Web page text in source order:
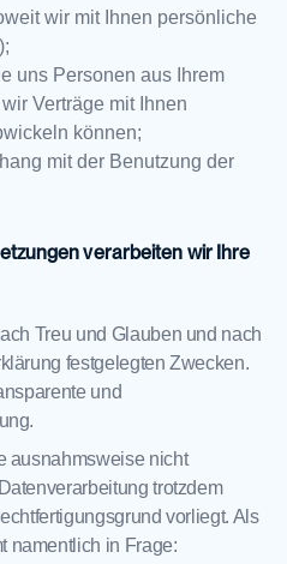
wir mit Ihnen persönliche
uns Personen aus Ihrem
Verträge mit Ihnen
können;
mit der Benutzung der
verarbeiten wir Ihre
Treu und Glauben und nach
festgelegten Zwecken.
und
ausnahmsweise nicht
trotzdem
vorliegt. Als
namentlich in Frage: